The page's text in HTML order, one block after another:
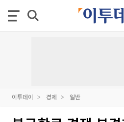
이투데이 경제 일반